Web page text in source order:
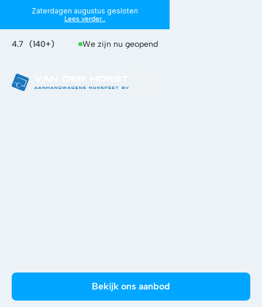
Zaterdagen augustus gesloten
Lees verder..
4.7 (140+) We zijn nu geopend
Bekijk ons aanbod